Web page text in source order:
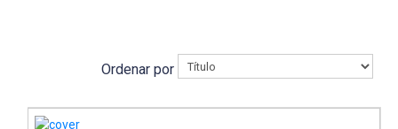
Ordenar por